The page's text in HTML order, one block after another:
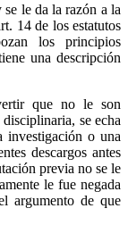
se le da la razón a la
14 de los estatutos
los principios
una descripción
que no le son
se echa
investigación o una
descargos antes
previa no se le
le fue negada
argumento de que